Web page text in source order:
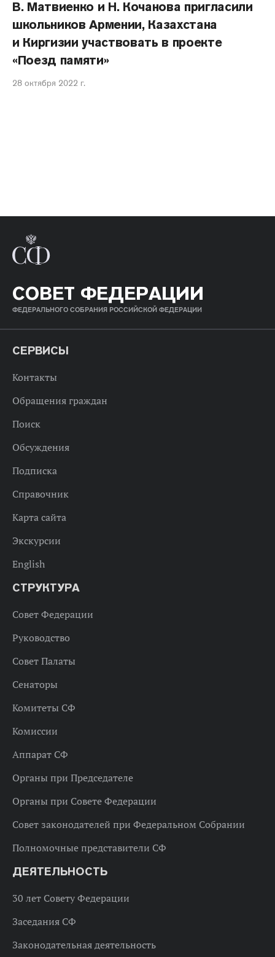
В. Матвиенко и Н. Кочанова пригласили
школьников Армении, Казахстана
и Киргизии участвовать в проекте
«Поезд памяти»
28 октября 2022 г.
СОВЕТ ФЕДЕРАЦИИ
ФЕДЕРАЛЬНОГО СОБРАНИЯ РОССИЙСКОЙ ФЕДЕРАЦИИ
СЕРВИСЫ
Контакты
Обращения граждан
Поиск
Обсуждения
Подписка
Справочник
Карта сайта
Экскурсии
English
СТРУКТУРА
Совет Федерации
Руководство
Совет Палаты
Сенаторы
Комитеты СФ
Комиссии
Аппарат СФ
Органы при Председателе
Органы при Совете Федерации
Совет законодателей при Федеральном Собрании
Полномочные представители СФ
ДЕЯТЕЛЬНОСТЬ
30 лет Совету Федерации
Заседания СФ
Законодательная деятельность